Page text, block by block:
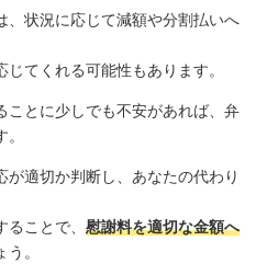
、状況に応じて減額や分割払いへ
てくれる可能性もあります。
ことに少しでも不安があれば、弁
適切か判断し、あなたの代わり
ることで、慰謝料を適切な金額へ
う。